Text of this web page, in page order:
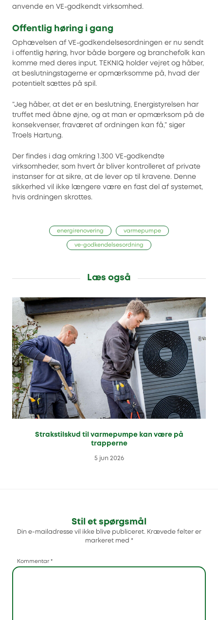
anvende en VE-godkendt virksomhed.
Offentlig høring i gang
Ophævelsen af VE-godkendelsesordningen er nu sendt
i offentlig høring, hvor både borgere og branchefolk kan
komme med deres input. TEKNIQ holder vejret og håber,
at beslutningstagerne er opmærksomme på, hvad der
potentielt sættes på spil.
”Jeg håber, at det er en beslutning, Energistyrelsen har
truffet med åbne øjne, og at man er opmærksom på de
konsekvenser, fraværet af ordningen kan få,” siger
Troels Hartung.
Der findes i dag omkring 1.300 VE-godkendte
virksomheder, som hvert år bliver kontrolleret af private
instanser for at sikre, at de lever op til kravene. Denne
sikkerhed vil ikke længere være en fast del af systemet,
hvis ordningen skrottes.
energirenovering varmepumpe
ve-godkendelsesordning
Læs også
Strakstilskud til varmepumpe kan være på
trapperne
5 jun 2026
Stil et spørgsmål
Din e-mailadresse vil ikke blive publiceret. Krævede felter er
markeret med *
Kommentar *